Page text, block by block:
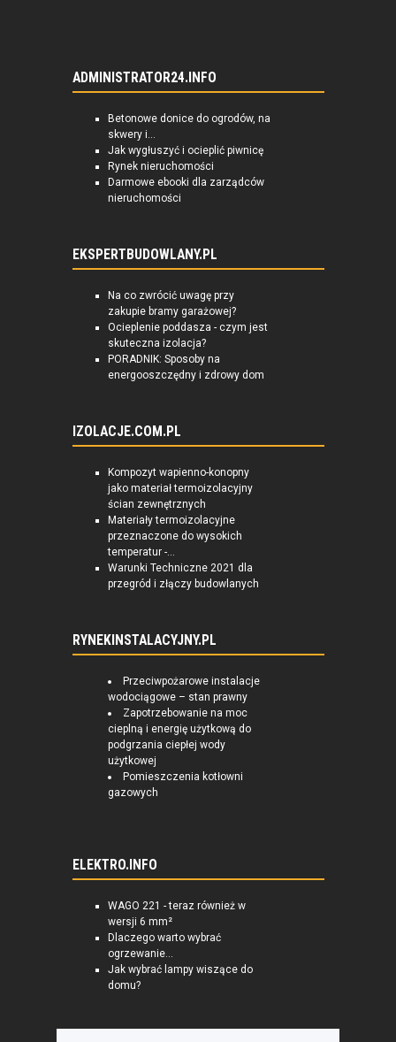
ADMINISTRATOR24.INFO
Betonowe donice do ogrodów, na
skwery i...
Jak wygłuszyć i ocieplić piwnicę
Rynek nieruchomości
Darmowe ebooki dla zarządców
nieruchomości
EKSPERTBUDOWLANY.PL
Na co zwrócić uwagę przy
zakupie bramy garażowej?
Ocieplenie poddasza - czym jest
skuteczna izolacja?
PORADNIK: Sposoby na
energooszczędny i zdrowy dom
IZOLACJE.COM.PL
Kompozyt wapienno-konopny
jako materiał termoizolacyjny
ścian zewnętrznych
Materiały termoizolacyjne
przeznaczone do wysokich
temperatur -...
Warunki Techniczne 2021 dla
przegród i złączy budowlanych
RYNEKINSTALACYJNY.PL
Przeciwpożarowe instalacje
wodociągowe – stan prawny
Zapotrzebowanie na moc
cieplną i energię użytkową do
podgrzania ciepłej wody
użytkowej
Pomieszczenia kotłowni
gazowych
ELEKTRO.INFO
WAGO 221 - teraz również w
wersji 6 mm²
Dlaczego warto wybrać
ogrzewanie...
Jak wybrać lampy wiszące do
domu?